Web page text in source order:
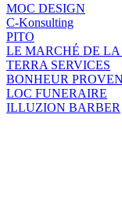
MOC DESIGN
C-Konsulting
PITO
LE MARCHÉ DE LA
TERRA SERVICES
BONHEUR
LOC FUNERAIRE
ILLUZION BARBER